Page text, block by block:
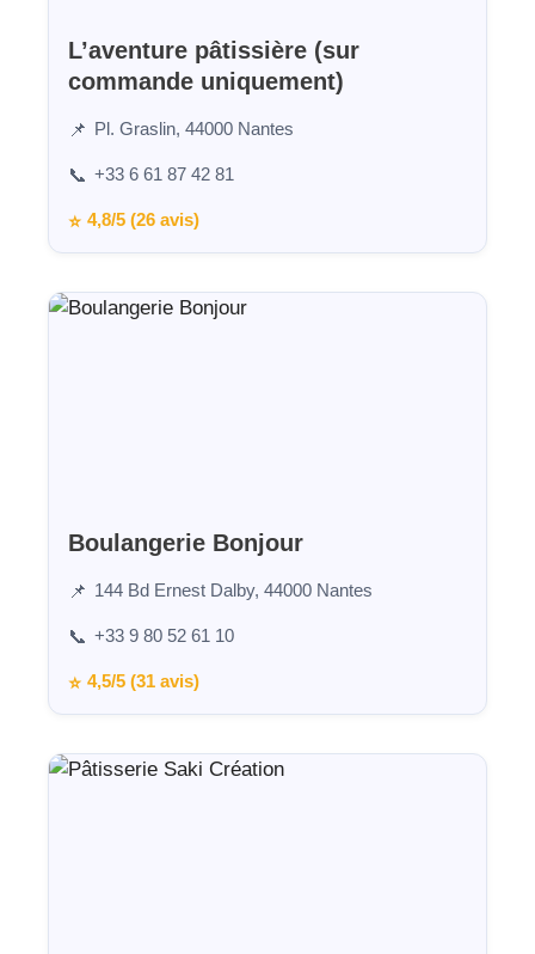
L’aventure pâtissière (sur
commande uniquement)
📌 Pl. Graslin, 44000 Nantes
📞 +33 6 61 87 42 81
⭐ 4,8/5 (26 avis)
Boulangerie Bonjour
📌 144 Bd Ernest Dalby, 44000 Nantes
📞 +33 9 80 52 61 10
⭐ 4,5/5 (31 avis)